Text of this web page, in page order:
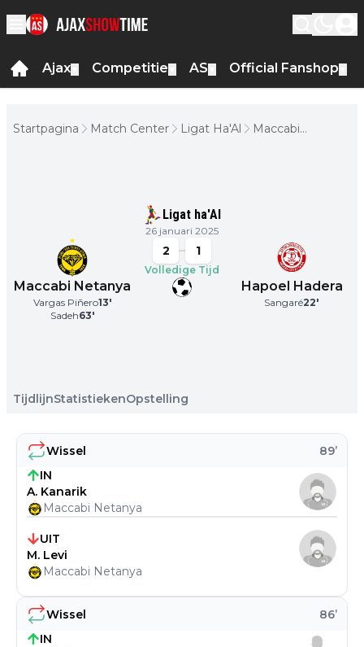
Ajax Competitie AS Official Fanshop
Startpagina Match Center Ligat Ha'Al
Maccabi
Ligat ha'Al
26 januari 2025
Maccabi Netanya
Vargas Piñero13'
Sadeh63'
2 1
Volledige Tijd
Hapoel Hadera
Sangaré22'
TijdlijnStatistiekenOpstelling
Wissel 86’
IN
Wissel 89’
IN
A. Kanarik
Maccabi Netanya
UIT
M. Levi
Maccabi Netanya